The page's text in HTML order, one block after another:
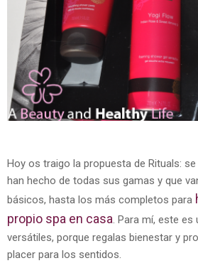
Hoy os traigo la propuesta de Rituals:
han hecho de todas sus gamas y que
básicos, hasta los más completos para
propio spa en casa. Para mí, este
versátiles, porque regalas bienestar y
placer para los sentidos.